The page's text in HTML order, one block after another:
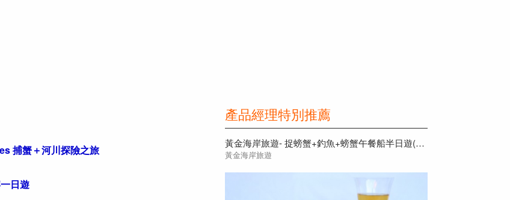
捕蟹＋河川探險之旅
日遊
產品經理特別推薦
黃金海岸旅遊- 捉螃蟹+釣魚+螃蟹午餐船半日遊(英語導遊)
黃金海岸旅遊